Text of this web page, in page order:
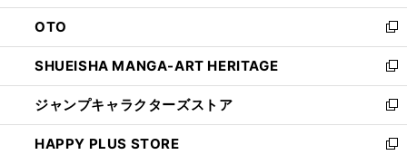
ウ
で
開
く
ン
ド
ウ
で
開
く
OTO
新
し
い
ウ
ィ
ン
ド
SHUEISHA MANGA-ART HERITAGE
新
し
い
ウ
ィ
ジャンプキャラクターズストア
新
し
い
HAPPY PLUS STORE
新